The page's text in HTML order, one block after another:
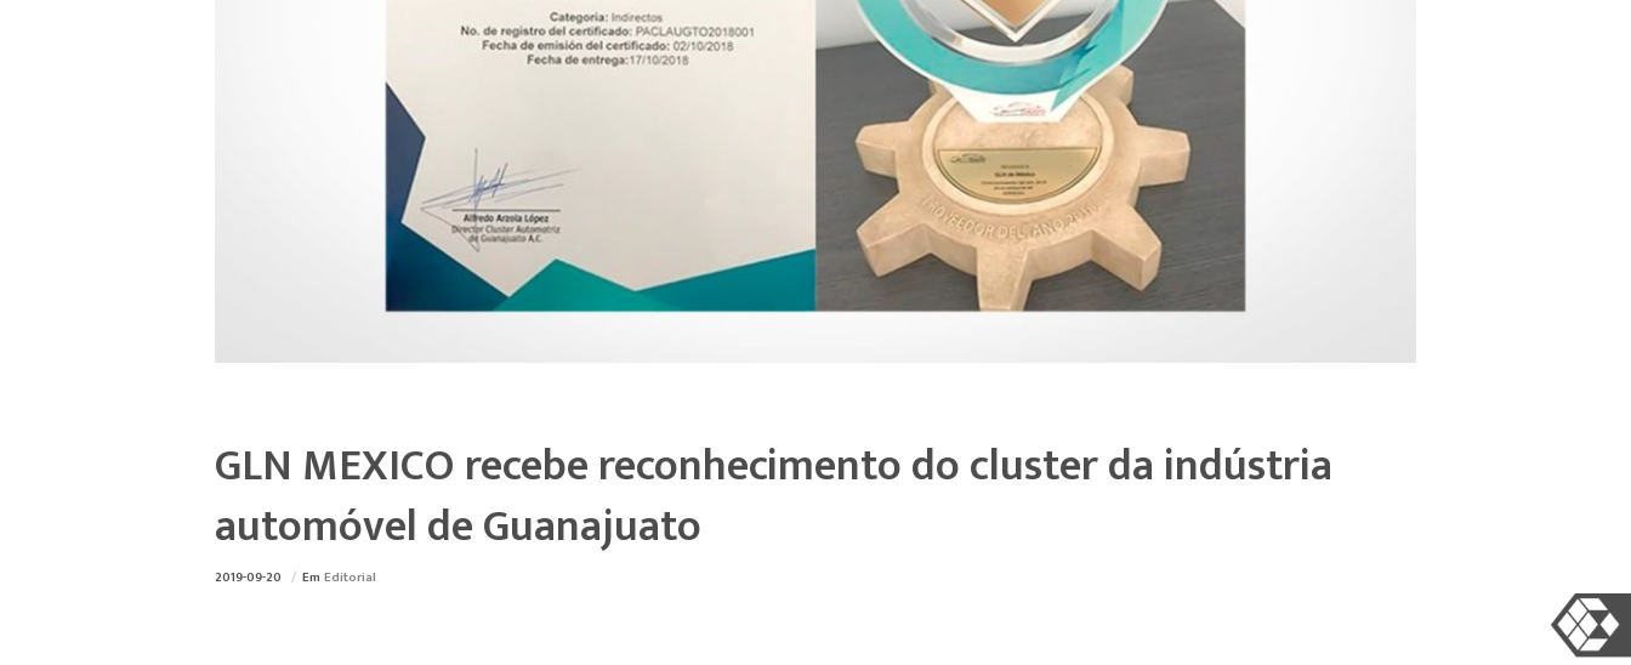
GLN MEXICO recebe reconhecimento do cluster da indústria
automóvel de Guanajuato
2019-09-20 Em Editorial